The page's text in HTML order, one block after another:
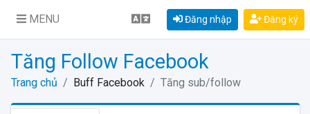
MENU Đăng nhập Đăng ký
Tăng Follow Facebook
Trang chủ Buff Facebook Tăng sub/follow